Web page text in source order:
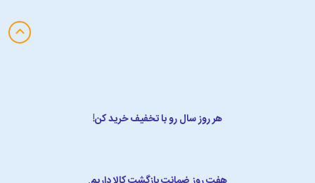
هر روز سال رو با تخفیف خرید کن!